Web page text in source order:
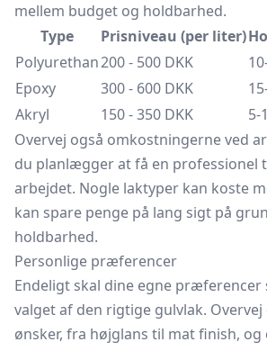
mellem budget og holdbarhed.
Type
Prisniveau (per liter)
Polyurethan200 - 500 DKK
Epoxy
300 - 600 DKK
Akryl
150 - 350 DKK
5-
Overvej også omkostningerne ved
du planlægger at få en professionel
arbejdet. Nogle laktyper kan koste
kan spare penge på lang sigt på
holdbarhed.
Personlige præferencer
Endeligt skal dine egne præferencer
valget af den rigtige gulvlak.
ønsker, fra højglans til mat finish, og